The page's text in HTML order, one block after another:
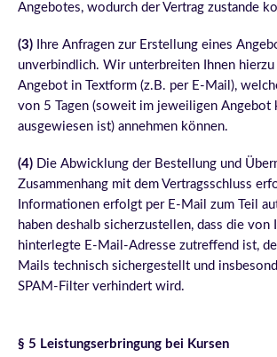
Angebotes, wodurch der Vertrag zustande
(3) Ihre Anfragen zur Erstellung eines
unverbindlich. Wir unterbreiten Ihnen
Angebot in Textform (z.B. per E-Mail),
von 5 Tagen (soweit im jeweiligen Angebot
ausgewiesen ist) annehmen können.
(4) Die Abwicklung der Bestellung und
Zusammenhang mit dem Vertragsschluss
Informationen erfolgt per E-Mail zum Teil
haben deshalb sicherzustellen, dass die von
hinterlegte E-Mail-Adresse zutreffend ist,
Mails technisch sichergestellt und
SPAM-Filter verhindert wird.
§ 5 Leistungserbringung bei Kursen